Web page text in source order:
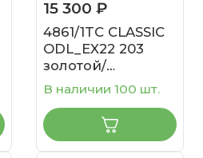
15 300 ₽
4861/1TC CLASSIC
ODL_EX22 203
золотой/
раноцветн.керамика/
абажур
Настольная
лампа E27 1*60W
4861/1TC CANDY
В наличии 100 шт.